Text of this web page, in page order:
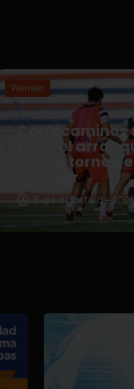
Premier
Correcaminos
para el
nuevo torneo
Premier
5 de agosto de